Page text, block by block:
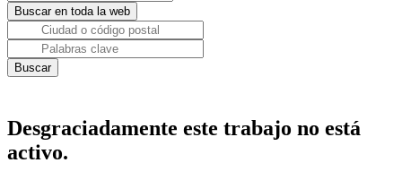
Desgraciadamente este trabajo no está
activo.